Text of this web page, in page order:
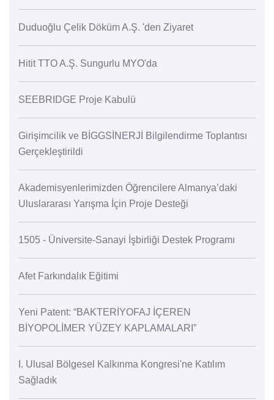
Duduoğlu Çelik Döküm A.Ş. 'den Ziyaret
Hitit TTO A.Ş. Sungurlu MYO'da
SEEBRIDGE Proje Kabulü
Girişimcilik ve BİGGSİNERJİ Bilgilendirme Toplantısı
Gerçekleştirildi
Akademisyenlerimizden Öğrencilere Almanya’daki
Uluslararası Yarışma İçin Proje Desteği
1505 - Üniversite-Sanayi İşbirliği Destek Programı
Afet Farkındalık Eğitimi
Yeni Patent: “BAKTERİYOFAJ İÇEREN
BİYOPOLİMER YÜZEY KAPLAMALARI”
I. Ulusal Bölgesel Kalkınma Kongresi'ne Katılım
Sağladık